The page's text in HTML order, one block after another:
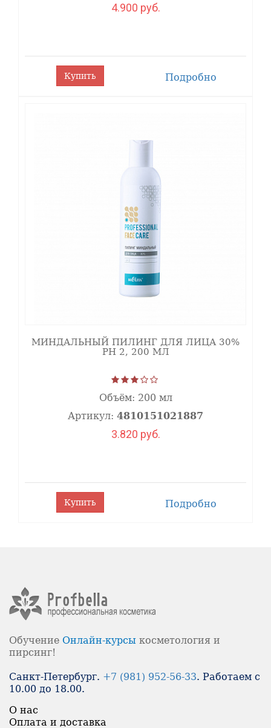
4.900 руб.
Купить Подробно
МИНДАЛЬНЫЙ ПИЛИНГ ДЛЯ ЛИЦА 30%
PH 2, 200 МЛ
Объём: 200 мл
Артикул: 4810151021887
3.820 руб.
Купить Подробно
Обучение Онлайн-курсы косметология и
пирсинг!
Санкт-Петербург. +7 (981) 952-56-33. Работаем с
10.00 до 18.00.
О нас
Оплата и доставка